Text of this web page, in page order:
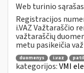
Web turinio sąrašas
Registracijos
i.VAZ Važtaraščio
važtaraščių
metu pasikeičia
duomenys i.vaz
kategorijos:VMI